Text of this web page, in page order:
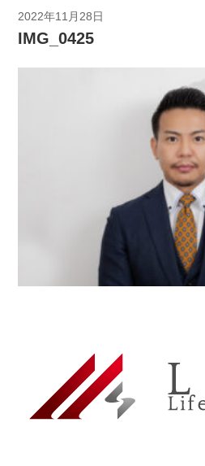
2022年11月28日
IMG_0425